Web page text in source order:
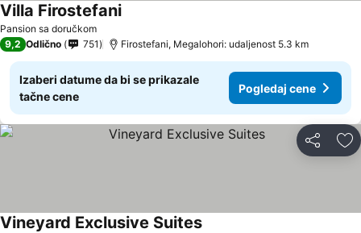
Pansion sa doručkom
Villa Firostefani
9,2 Odlično 751 Firostefani, Megalohori: udaljenost 5.3 km
Izaberi datume da bi se prikazale
tačne cene
Pogledaj cene
Deli
Vineyard Exclusive Suites